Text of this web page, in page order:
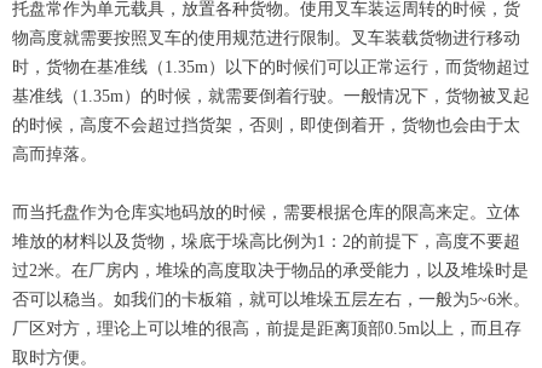
托盘常作为单元载具，放置各种货物。使用叉车装运周转的时候，货
物高度就需要按照叉车的使用规范进行限制。叉车装载货物进行移动
时，货物在基准线（1.35m）以下的时候们可以正常运行，而货物超过
基准线（1.35m）的时候，就需要倒着行驶。一般情况下，货物被叉起
的时候，高度不会超过挡货架，否则，即使倒着开，货物也会由于太
高而掉落。
而当托盘作为仓库实地码放的时候，需要根据仓库的限高来定。立体
堆放的材料以及货物，垛底于垛高比例为1：2的前提下，高度不要超
过2米。在厂房内，堆垛的高度取决于物品的承受能力，以及堆垛时是
否可以稳当。如我们的卡板箱，就可以堆垛五层左右，一般为5~6米。
厂区对方，理论上可以堆的很高，前提是距离顶部0.5m以上，而且存
取时方便。